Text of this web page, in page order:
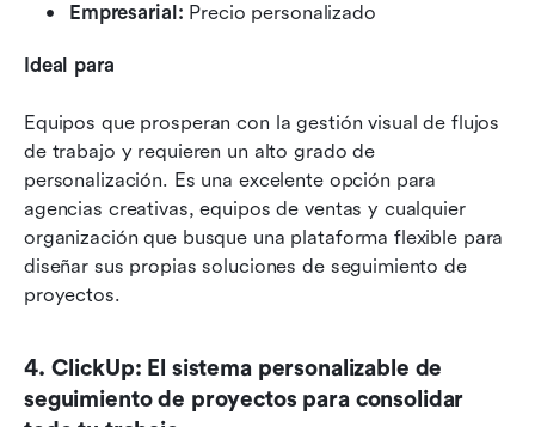
Empresarial: Precio personalizado
Ideal para
Equipos que prosperan con la gestión visual de flujos
de trabajo y requieren un alto grado de
personalización. Es una excelente opción para
agencias creativas, equipos de ventas y cualquier
organización que busque una plataforma flexible para
diseñar sus propias soluciones de seguimiento de
proyectos.
4. ClickUp: El sistema personalizable de
seguimiento de proyectos para consolidar